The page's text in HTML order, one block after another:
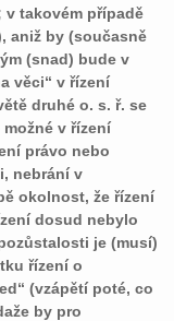
v takovém případě
aniž by (současně
(snad) bude v
věci“ v řízení
druhé o. s. ř. se
v řízení
právo nebo
nebrání v
okolnost, že řízení
dosud nebylo
je (musí)
řízení o
(vzápětí poté, co
by pro